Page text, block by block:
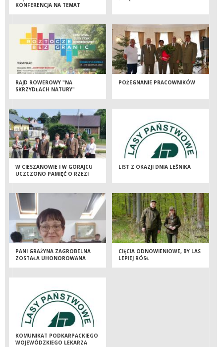
KONFERENCJA NA TEMAT
RAJD ROWEROWY "NA
SKRZYDŁACH NATURY"
POŻEGNANIE PRACOWNIKÓW
W CIESZANOWIE I W GORAJCU
UCZCZONO PAMIĘĆ O RZEZI
LIST Z OKAZJI DNIA LEŚNIKA
PANI GRAŻYNA ZAGROBELNA
ZOSTAŁA UHONOROWANA
NAJWYŻSZYM I NAJWAŻNIEJSZYM
CIĘCIA ODNOWIENIOWE, BY LAS
LEPIEJ RÓSŁ
KOMUNIKAT PODKARPACKIEGO
WOJEWÓDZKIEGO LEKARZA